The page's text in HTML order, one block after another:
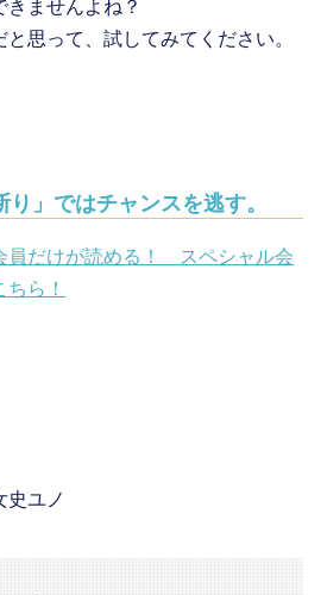
きませんよね？
思って、試してみてください。
り」ではチャンスを逃す。
員だけが読める！ スペシャル会
ら！
史ユノ